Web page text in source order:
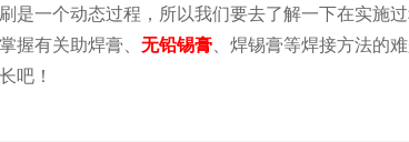
是一个动态过程，所以我们要去了解一下在实施
有关助焊膏、 无铅锡膏、焊锡膏等焊接方法的难
吧！